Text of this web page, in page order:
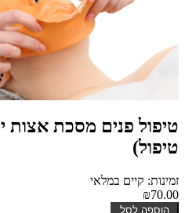
טיפול פנים מסכת אצות
טיפול)
זמינות: קיים במלאי
₪70.00
הוספה לסל